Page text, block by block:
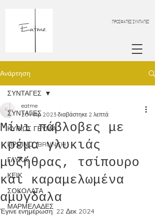
ΠΡΟΣΦΑΤΕΣ ΣΥΝΤΑΓΕΣ
Ανάρτηση
ΣΥΝΤΑΓΕΣ
ΚΥΡΙΩΣ ΓΕΥΜΑ
ΠΡΩΙΝΟ_BRUNCH
ΓΛΥΚΑ
ΚΕΙΚ
ΣΟΚΟΛΑΤΑ
ΜΑΡΜΕΛΑΔΕΣ
ΣΥΝΤΑΓΕΣ
Μίνι πάβλοβες με
κρέμα γλυκιάς
μυζήθρας, τσίπουρο
και καραμελωμένα
αμύγδαλα
eatme
20 Απρ 2023 διαβάστηκε 2 λεπτά
Έγινε ενημέρωση: 22 Δεκ 2024